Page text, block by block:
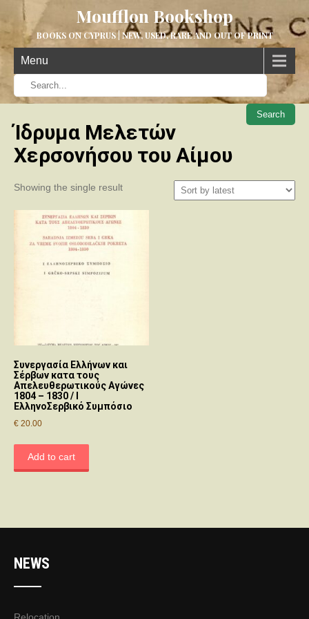
Moufflon Bookshop
BOOKS ON CYPRUS | NEW, USED, RARE AND OUT OF PRINT
Menu
When
Ίδρυμα Μελετών
Χερσονήσου του Αίμου
Showing the single result
Συνεργασία Ελλήνων και
Σέρβων κατα τους
Απελευθερωτικούς Αγώνες
1804 – 1830 / Ι
ΕλληνοΣερβικό Συμπόσιο
€ 20.00
Add to cart
NEWS
Relocation